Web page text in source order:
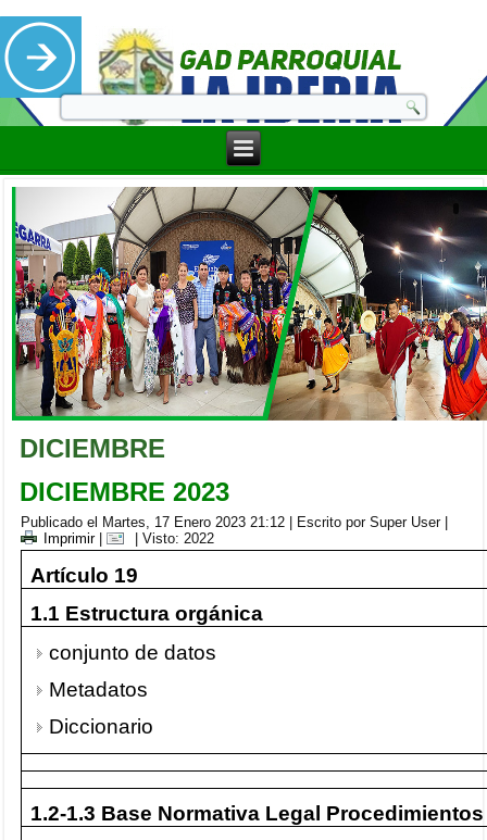
DICIEMBRE
DICIEMBRE 2023
Publicado el Martes, 17 Enero 2023 21:12 Escrito por Super User|
Imprimir| | Visto: 2022
Artículo 19
1.1 Estructura orgánica
conjunto de datos
Metadatos
Diccionario
1.2-1.3 Base Normativa Legal